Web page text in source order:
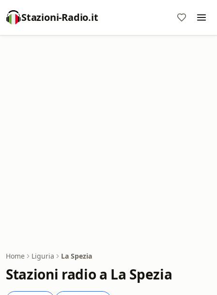
Stazioni-Radio.it
Home Liguria La Spezia
Stazioni radio a La Spezia